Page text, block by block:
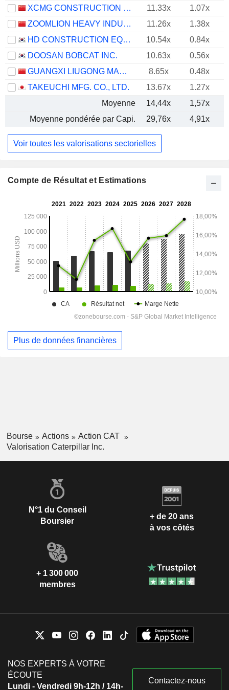
XCMG CONSTRUCTION MACHINERY CO., LTD.
11.33x
1.07x
ZOOMLION HEAVY INDUSTRY SCIENCE AND TECHNOLOGY CO., LTD.
11.26x 1.38x
HD CONSTRUCTION EQUIPMENT CO., LTD.
10.54x
0.84x
DOOSAN BOBCAT INC.
10.63x
0.56x
GUANGXI LIUGONG MACHINERY CO., LTD.
8.65x
0.48x
TAKEUCHI MFG. CO., LTD.
13.67x
1.27x
Moyenne
14,44x
1,57x
Moyenne pondérée par Capi.
29,76x 4,91x
Voir toutes les valorisations sectorielles
Compte de Résultat et Estimations
Plus de données financières
Bourse Actions
Action CAT
Valorisation Caterpillar Inc.
N°1 du Conseil
Boursier
+ de 20 ans
à vos côtés
+ 1 300 000
membres
NOS EXPERTS À VOTRE
ÉCOUTE
Lundi - Vendredi 9h-12h / 14h-
Contactez-nous